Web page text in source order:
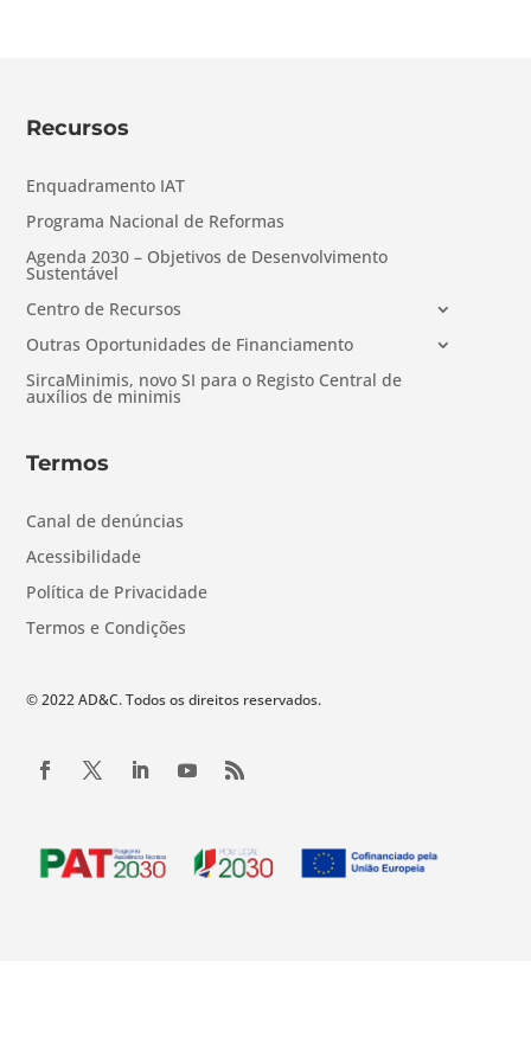
Recursos
Enquadramento IAT
Programa Nacional de Reformas
Agenda 2030 – Objetivos de Desenvolvimento
Sustentável
Centro de Recursos
Outras Oportunidades de Financiamento
SircaMinimis, novo SI para o Registo Central de
auxílios de minimis
Termos
Canal de denúncias
Acessibilidade
Política de Privacidade
Termos e Condições
© 2022 AD&C. Todos os direitos reservados.